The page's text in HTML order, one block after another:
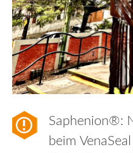
Saphenion®:
beim